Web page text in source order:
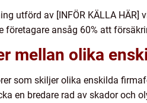
utförd av [INFÖR KÄLLA
företagare ansåg 60% att
mellan olika
som skiljer olika enskilda
en bredare rad av skador och